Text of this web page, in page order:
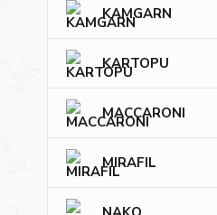
KAMGARN
KARTOPU
MACCARONI
MIRAFIL